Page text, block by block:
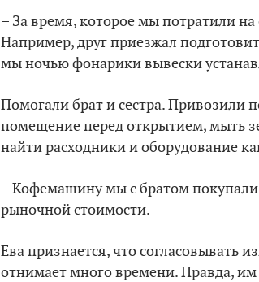
– За время, которое мы потратили
Например, друг приезжал
мы ночью фонарики вывески
Помогали брат и сестра. Привозили
помещение перед открытием, мыть
найти расходники и оборудование
– Кофемашину мы с братом покупали
рыночной стоимости.
Ева признается, что согласовывать
отнимает много времени. Правда,